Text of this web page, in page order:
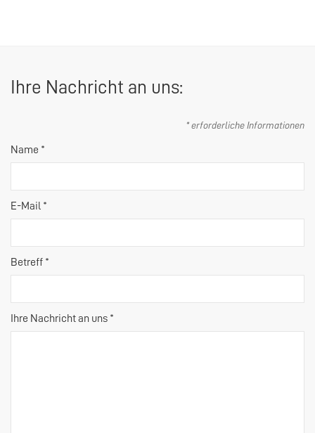
Ihre Nachricht an uns:
* erforderliche Informationen
Name *
E-Mail *
Betreff *
Ihre Nachricht an uns *